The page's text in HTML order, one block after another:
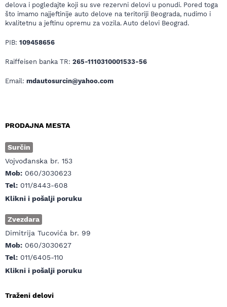
delova i pogledajte koji su sve rezervni delovi u ponudi. Pored toga
što imamo najjeftinije auto delove na teritoriji Beograda, nudimo i
kvalitetnu a jeftinu opremu za vozila. Auto delovi Beograd.
PIB: 109458656
Raiffeisen banka TR: 265-1110310001533-56
Email: mdautosurcin@yahoo.com
PRODAJNA MESTA
Surčin
Vojvođanska br. 153
Mob: 060/3030623
Tel: 011/8443-608
Klikni i pošalji poruku
Zvezdara
Dimitrija Tucovića br. 99
Mob: 060/3030627
Tel: 011/6405-110
Klikni i pošalji poruku
Traženi delovi